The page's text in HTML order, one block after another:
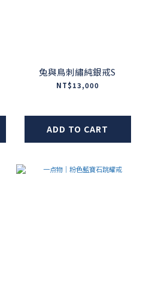
兔與鳥刺繡純銀戒S
NT$13,000
ADD TO CART